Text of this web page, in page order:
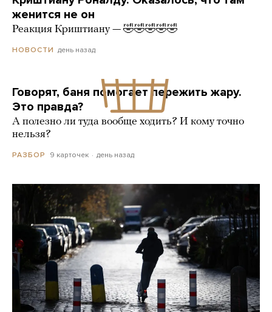
женится не он
Реакция Криштиану — 🤣🤣🤣🤣🤣
НОВОСТИ день назад
Говорят, баня помогает пережить жару.
Это правда?
А полезно ли туда вообще ходить? И кому точно
нельзя?
РАЗБОР 9 карточек день назад